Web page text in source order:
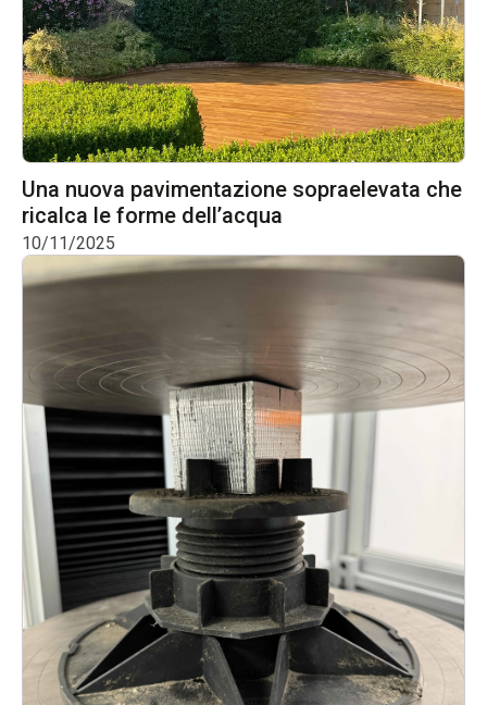
Una nuova pavimentazione sopraelevata che
ricalca le forme dell’acqua
10/11/2025